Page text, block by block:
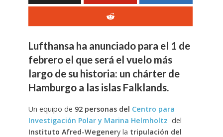
Lufthansa ha anunciado para el 1 de
febrero el que será el vuelo más
largo de su historia: un chárter de
Hamburgo a las islas Falklands.
Un equipo de 92 personas del Centro para
Investigación Polar y Marina Helmholtz del
Instituto Afred-Wegenery la tripulación del